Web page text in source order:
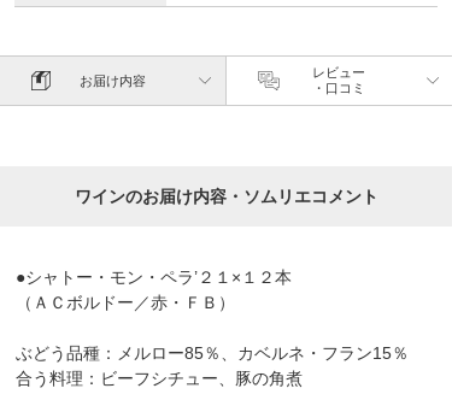
お届け内容
レビュー
・口コミ
ワインのお届け内容・ソムリエコメント
●シャトー・モン・ペラ’２１×１２本
（ＡＣボルドー／赤・ＦＢ）
ぶどう品種：メルロー85％、カベルネ・フラン15％
合う料理：ビーフシチュー、豚の角煮